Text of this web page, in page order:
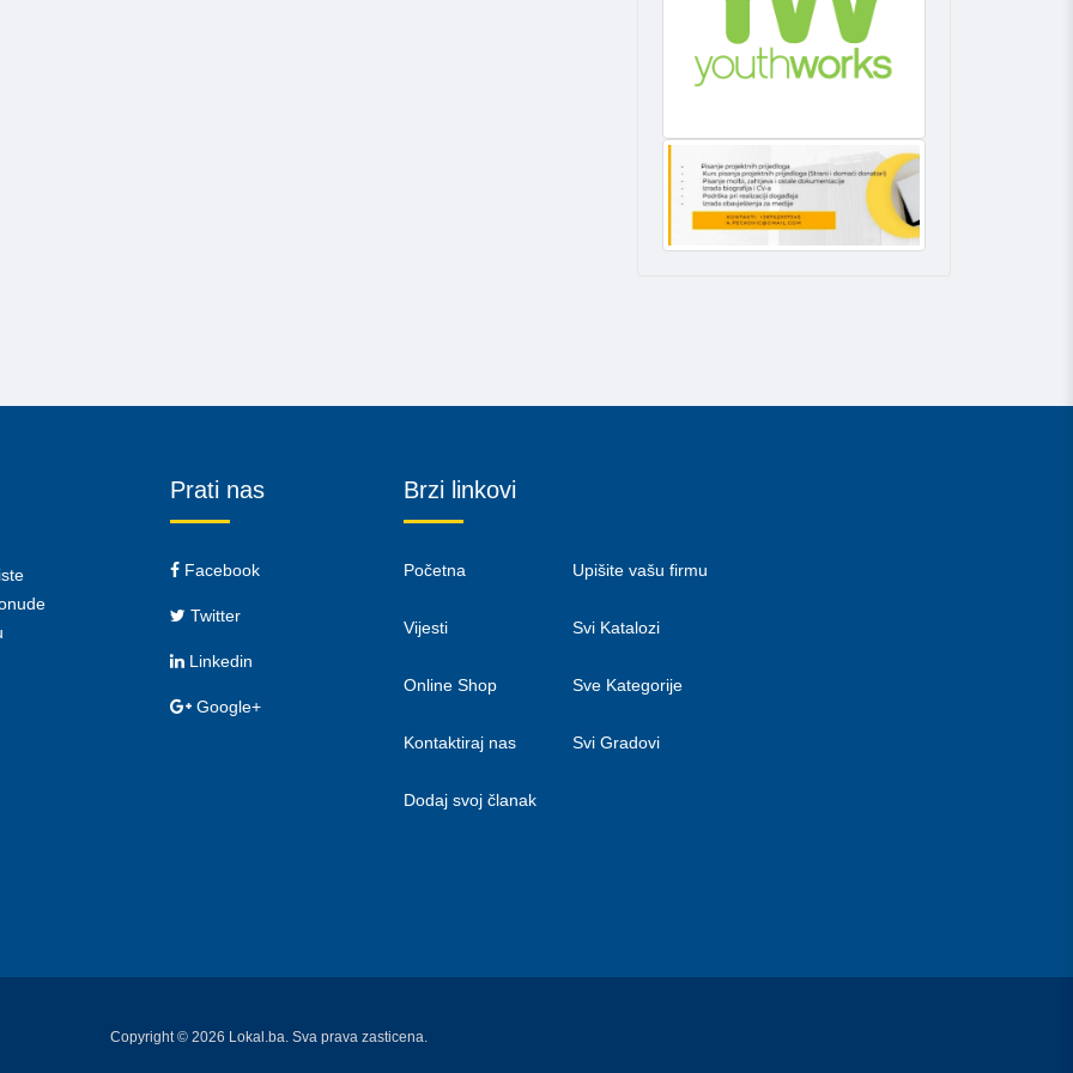
Prati nas
Facebook
Twitter
Linkedin
Google+
Brzi linkovi
Početna
Vijesti
Online Shop
Kontaktiraj nas
Dodaj svoj članak
Upišite vašu firmu
Svi Katalozi
Sve Kategorije
Svi Gradovi
Copyright © 2026 Lokal.ba. Sva prava zasticena.